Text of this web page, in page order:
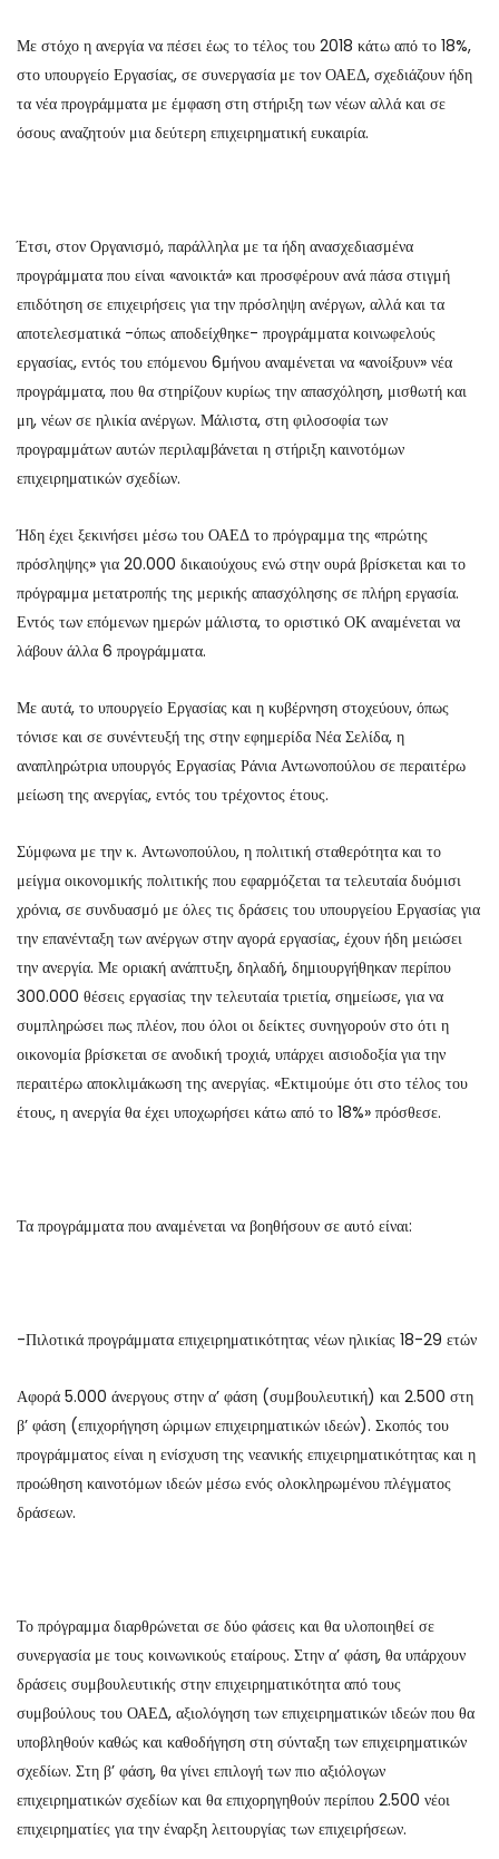
Με στόχο η ανεργία να πέσει έως το τέλος του 2018 κάτω από το 18%,
στο υπουργείο Εργασίας, σε συνεργασία με τον ΟΑΕΔ, σχεδιάζουν ήδη
τα νέα προγράμματα με έμφαση στη στήριξη των νέων αλλά και σε
όσους αναζητούν μια δεύτερη επιχειρηματική ευκαιρία.
Έτσι, στον Οργανισμό, παράλληλα με τα ήδη ανασχεδιασμένα
προγράμματα που είναι «ανοικτά» και προσφέρουν ανά πάσα στιγμή
επιδότηση σε επιχειρήσεις για την πρόσληψη ανέργων, αλλά και τα
αποτελεσματικά -όπως αποδείχθηκε- προγράμματα κοινωφελούς
εργασίας, εντός του επόμενου 6μήνου αναμένεται να «ανοίξουν» νέα
προγράμματα, που θα στηρίζουν κυρίως την απασχόληση, μισθωτή και
μη, νέων σε ηλικία ανέργων. Μάλιστα, στη φιλοσοφία των
προγραμμάτων αυτών περιλαμβάνεται η στήριξη καινοτόμων
επιχειρηματικών σχεδίων.
Ήδη έχει ξεκινήσει μέσω του ΟΑΕΔ το πρόγραμμα της «πρώτης
πρόσληψης» για 20.000 δικαιούχους ενώ στην ουρά βρίσκεται και το
πρόγραμμα μετατροπής της μερικής απασχόλησης σε πλήρη εργασία.
Εντός των επόμενων ημερών μάλιστα, το οριστικό ΟΚ αναμένεται να
λάβουν άλλα 6 προγράμματα.
Με αυτά, το υπουργείο Εργασίας και η κυβέρνηση στοχεύουν, όπως
τόνισε και σε συνέντευξή της στην εφημερίδα Νέα Σελίδα, η
αναπληρώτρια υπουργός Εργασίας Ράνια Αντωνοπούλου σε περαιτέρω
μείωση της ανεργίας, εντός του τρέχοντος έτους.
Σύμφωνα με την κ. Αντωνοπούλου, η πολιτική σταθερότητα και το
μείγμα οικονομικής πολιτικής που εφαρμόζεται τα τελευταία δυόμισι
χρόνια, σε συνδυασμό με όλες τις δράσεις του υπουργείου Εργασίας για
την επανένταξη των ανέργων στην αγορά εργασίας, έχουν ήδη μειώσει
την ανεργία. Με οριακή ανάπτυξη, δηλαδή, δημιουργήθηκαν περίπου
300.000 θέσεις εργασίας την τελευταία τριετία, σημείωσε, για να
συμπληρώσει πως πλέον, που όλοι οι δείκτες συνηγορούν στο ότι η
οικονομία βρίσκεται σε ανοδική τροχιά, υπάρχει αισιοδοξία για την
περαιτέρω αποκλιμάκωση της ανεργίας. «Εκτιμούμε ότι στο τέλος του
έτους, η ανεργία θα έχει υποχωρήσει κάτω από το 18%» πρόσθεσε.
Τα προγράμματα που αναμένεται να βοηθήσουν σε αυτό είναι:
-Πιλοτικά προγράμματα επιχειρηματικότητας νέων ηλικίας 18-29 ετών
Αφορά 5.000 άνεργους στην α’ φάση (συμβουλευτική) και 2.500 στη
β’ φάση (επιχορήγηση ώριμων επιχειρηματικών ιδεών). Σκοπός του
προγράμματος είναι η ενίσχυση της νεανικής επιχειρηματικότητας και η
προώθηση καινοτόμων ιδεών μέσω ενός ολοκληρωμένου πλέγματος
δράσεων.
Το πρόγραμμα διαρθρώνεται σε δύο φάσεις και θα υλοποιηθεί σε
συνεργασία με τους κοινωνικούς εταίρους. Στην α’ φάση, θα υπάρχουν
δράσεις συμβουλευτικής στην επιχειρηματικότητα από τους
συμβούλους του ΟΑΕΔ, αξιολόγηση των επιχειρηματικών ιδεών που θα
υποβληθούν καθώς και καθοδήγηση στη σύνταξη των επιχειρηματικών
σχεδίων. Στη β’ φάση, θα γίνει επιλογή των πιο αξιόλογων
επιχειρηματικών σχεδίων και θα επιχορηγηθούν περίπου 2.500 νέοι
επιχειρηματίες για την έναρξη λειτουργίας των επιχειρήσεων.